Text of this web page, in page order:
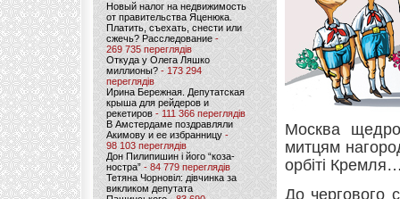
Новый налог на недвижимость
от правительства Яценюка.
Платить, съехать, снести или
сжечь? Расследование-
269 735 переглядів
Откуда у Олега Ляшко
миллионы? - 173 294
переглядів
Ирина Бережная. Депутатская
крыша для рейдеров и
рекетиров - 111 366 переглядів
В Амстердаме поздравляли
Акимову и ее избранницу -
98 103 переглядів
Дон Пилипишин і його “коза-
ностра” - 84 779 переглядів
Тетяна Чорновіл: дівчинка за
викликом депутата
Москва щедро
митцям
орбіті
До чергового